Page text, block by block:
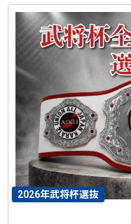
2026年武将杯選抜